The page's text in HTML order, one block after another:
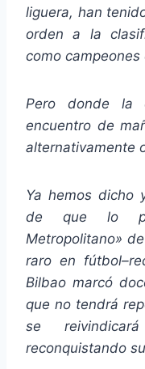
liguera, han
orden a la
como
Pero donde la
encuentro de
alternativamente
Ya hemos dicho
de que lo
Metropolitano»
raro en
Bilbao marcó
que no tendrá
se
reconquistando